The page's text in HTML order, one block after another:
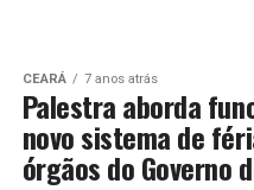
CEARÁ 7 anos atrás
Palestra aborda
novo sistema de
órgãos do Governo